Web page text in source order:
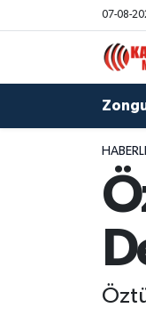
07-08-
Zonguldak
Çaycuma
Zonguldak
Zonguldak
Zonguldak
Zonguldak
Puan
Tüm